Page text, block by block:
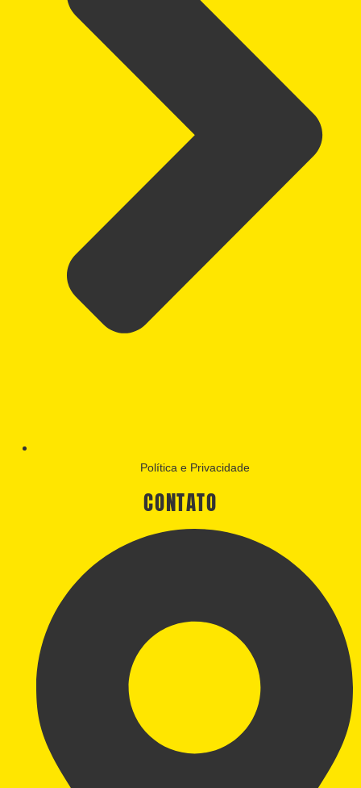
Política e Privacidade
CONTATO